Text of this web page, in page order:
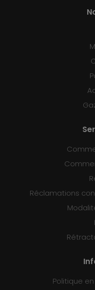
Réclamations
Politique